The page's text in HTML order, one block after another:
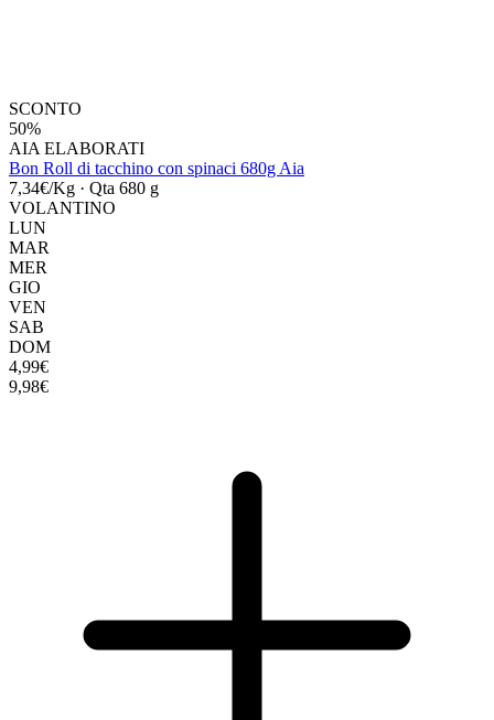
SCONTO
50%
AIA ELABORATI
Bon Roll di tacchino con spinaci 680g Aia
7,34€/Kg · Qta 680 g
VOLANTINO
LUN
MAR
MER
GIO
VEN
SAB
DOM
4,99€
9,98€